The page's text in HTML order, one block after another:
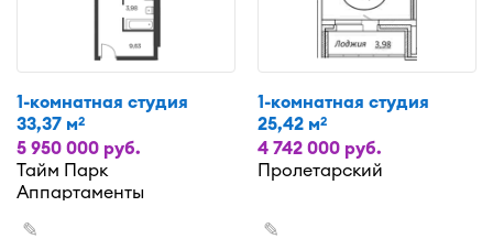
1-комнатная студия
33,37 м2
5 950 000 руб.
Тайм Парк
Аппартаменты
1-комнатная студия
25,42 м2
4 742 000 руб.
Пролетарский
✎ ✎